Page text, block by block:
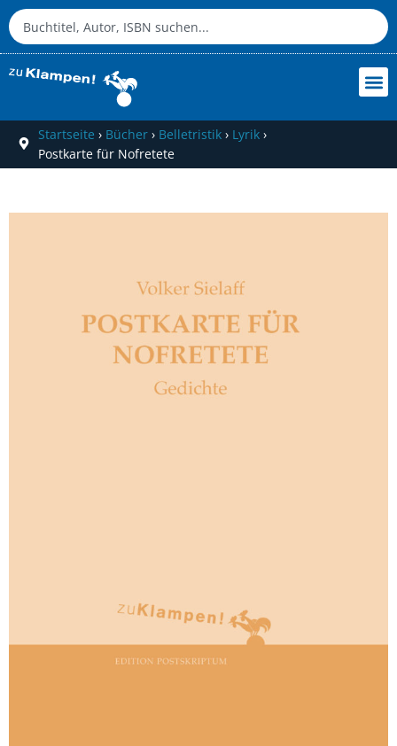
Startseite › Bücher› Belletristik› Lyrik›
Postkarte für Nofretete